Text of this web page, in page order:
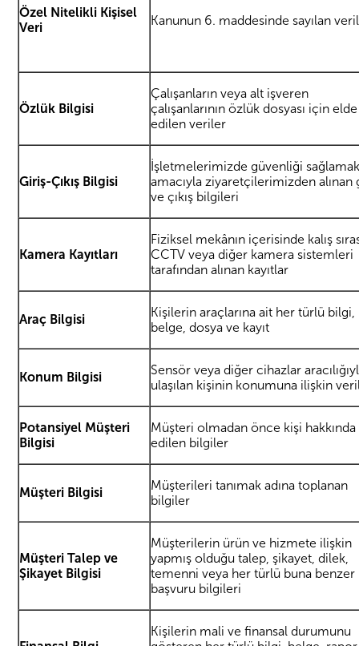
Özel Nitelikli Kişisel
Veri
Kanunun 6. maddesinde sayılan
Özlük Bilgisi
Çalışanların veya alt işveren
çalışanlarının özlük dosyası için elde
edilen veriler
Giriş-Çıkış Bilgisi
İşletmelerimizde güvenliği
amacıyla ziyaretçilerimizden alınan
ve çıkış bilgileri
Kamera Kayıtları
Fiziksel mekânın içerisinde kalış
CCTV veya diğer kamera sistemleri
tarafından alınan kayıtlar
Araç Bilgisi
Kişilerin araçlarına ait her türlü bilgi,
belge, dosya ve kayıt
Konum Bilgisi
Sensör veya diğer cihazlar
ulaşılan kişinin konumuna ilişkin
Potansiyel Müşteri
Bilgisi
Müşteri olmadan önce kişi
edilen bilgiler
Müşteri Bilgisi
Müşterileri tanımak adına toplanan
bilgiler
Müşteri Talep ve
Şikayet Bilgisi
Müşterilerin ürün ve hizmete ilişkin
yapmış olduğu talep, şikayet, dilek,
temenni veya her türlü buna benzer
başvuru bilgileri
Kişilerin mali ve finansal durumunu